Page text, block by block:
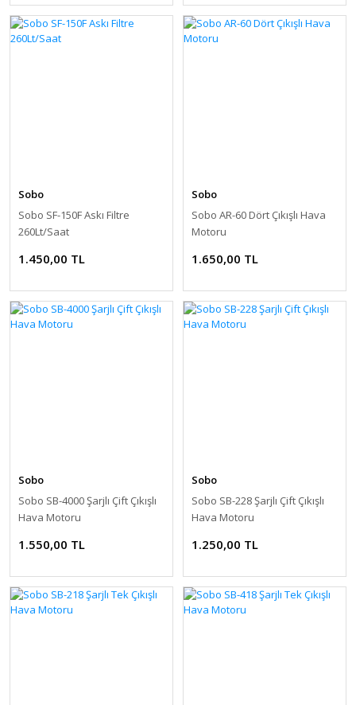
Sobo
Sobo SF-150F Askı Filtre
260Lt/Saat
1.450,00 TL
Sobo
Sobo AR-60 Dört Çıkışlı Hava
Motoru
1.650,00 TL
Sobo
Sobo SB-4000 Şarjlı Çift Çıkışlı
Hava Motoru
1.550,00 TL
Sobo
Sobo SB-228 Şarjlı Çift Çıkışlı
Hava Motoru
1.250,00 TL